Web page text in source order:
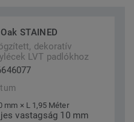
STAINED
dekoratív
LVT padlókhoz
mm × L 1,95 Méter
vastagság 10 mm